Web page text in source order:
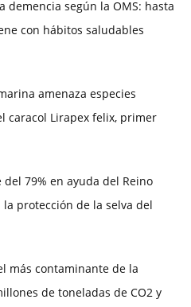
demencia según la OMS: hasta
con hábitos saludables
amenaza especies
caracol Lirapex felix, primer
del 79% en ayuda del Reino
la protección de la selva del
más contaminante de la
de toneladas de CO2 y